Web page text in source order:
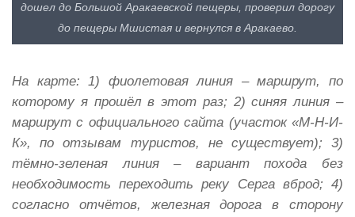
дошел до Большой Аракаевской пещеры, проверил дорогу
до пещеры Мшистая и вернулся в Аракаево.
На карте: 1) фиолетовая линия – маршрут, по
которому я прошёл в этот раз; 2) синяя линия –
маршрут с официального сайта (участок «М-Н-И-
К», по отзывам туристов, не существует); 3)
тёмно-зеленая линия – вариант похода без
необходимость переходить реку Серга вброд; 4)
согласно отчётов, железная дорога в сторону